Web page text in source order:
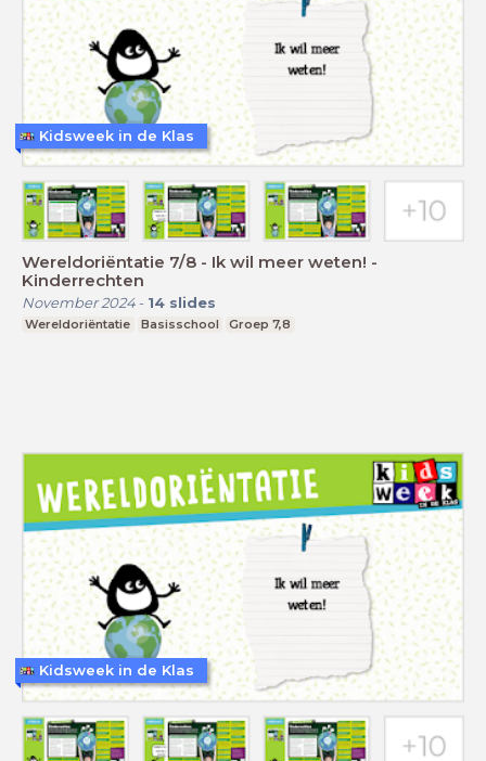
Wereldoriëntatie 7/8 - Ik wil meer weten! -
Kinderrechten
November 2024- 14 slides
Wereldoriëntatie Basisschool Groep 7,8
Kidsweek in de Klas
Kidsweek in de Klas